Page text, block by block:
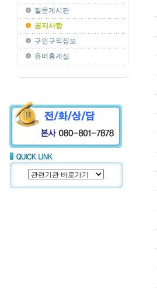
질문게시판
공지사항
구인구직정보
유머휴게실